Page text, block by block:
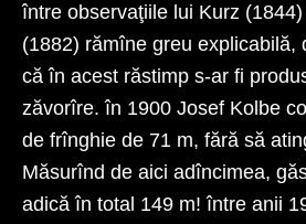
între observaţiile lui Kurz
(1882) rămîne greu explicabilă,
că în acest răstimp s-ar fi
zăvorîre. în 1900 Josef Kolbe
de frînghie de 71 m, fără să
Măsurînd de aici adîncimea,
adică în total 149 m! între anii